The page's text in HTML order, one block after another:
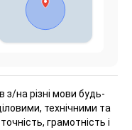
з/на різні мови будь-
технічними та
грамотність і